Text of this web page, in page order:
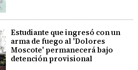
Estudiante que ingresó con un
arma de fuego al 'Dolores
Moscote' permanecerá bajo
detención provisional